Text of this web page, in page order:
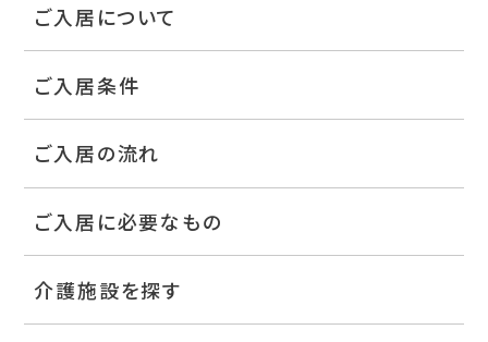
ご入居について
ご入居条件
ご入居の流れ
ご入居に必要なもの
介護施設を探す